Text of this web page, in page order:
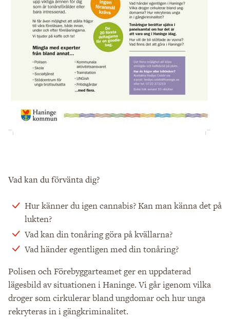
Vad kan du förvänta dig?
Hur känner du igen cannabis? Kan man känna det på
lukten?
Vad kan din tonåring göra på kvällarna?
Vad händer egentligen med din tonåring?
Polisen och Förebyggarteamet ger en uppdaterad
lägesbild av situationen i Haninge. Vi går igenom vilka
droger som cirkulerar bland ungdomar och hur unga
rekryteras in i gängkriminalitet.